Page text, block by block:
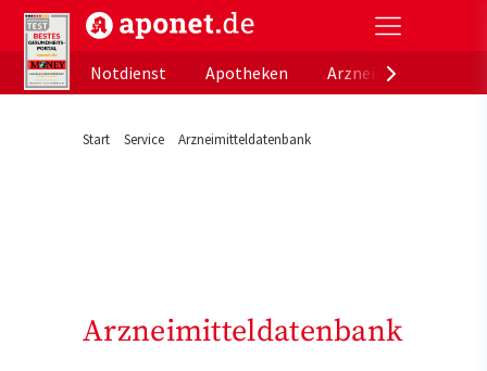
aponet.de - Das offizielle Gesundheitsportal der
Notdienst
Apotheken
Start Service Arzneimitteldatenbank
Arzneimitteldatenbank